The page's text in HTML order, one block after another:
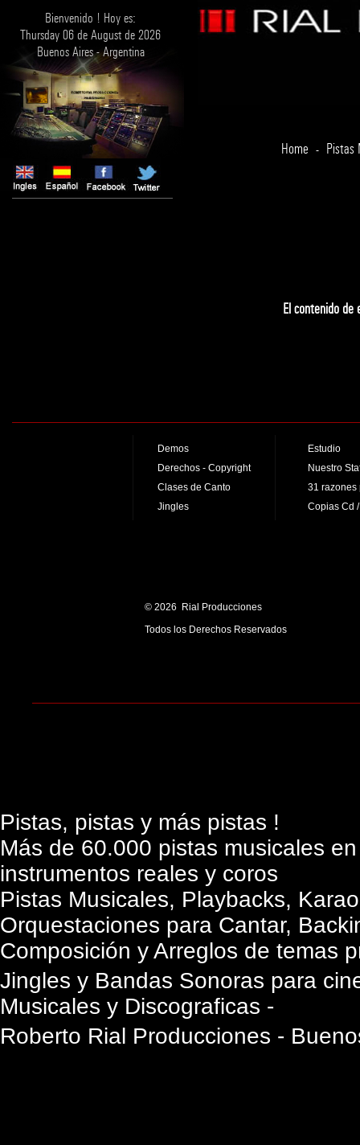
Bienvenido ! Hoy es:
Thursday 06 de August de 2026
Buenos Aires - Argentina
Home - Pistas
El contenido de
Demos
Derechos - Copyright
Clases de Canto
Jingles
Estudio
Nuestro
31 razones
Copias Cd
© 2026 Rial Producciones
Todos los Derechos Reservados
Pistas, pistas y más pistas !
Más de 60.000 pistas musicales
instrumentos reales y coros
Pistas Musicales, Playbacks,
Orquestaciones para Cantar,
Composición y Arreglos de temas
Jingles y Bandas Sonoras para
Musicales y Discograficas -
Roberto Rial Producciones -